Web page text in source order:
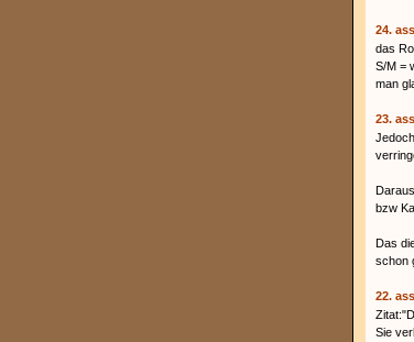
24.
das
S/M =
man
23.
bzw
Das
schon
22.
Sie